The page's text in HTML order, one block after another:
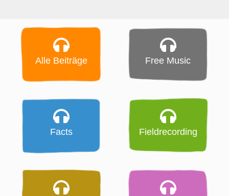
Alle Beiträge Free Music
Facts Fieldrecording